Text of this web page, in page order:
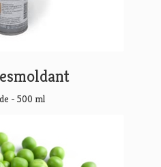
- 500 ml